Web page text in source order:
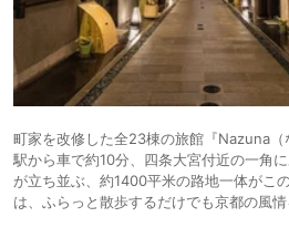
町家を改修した全23棟の旅館『Nazuna
駅から車で約10分、四条大宮付近の一角
が立ち並ぶ、約1400平米の路地一体がこ
は、ふらっと散歩するだけでも京都の風情